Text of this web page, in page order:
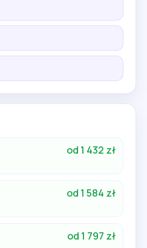
od 1 432 zł
od 1 584 zł
od 1 797 zł